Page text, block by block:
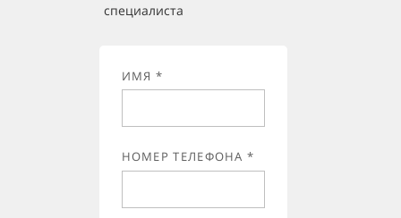
специалиста
ИМЯ *
НОМЕР ТЕЛЕФОНА *